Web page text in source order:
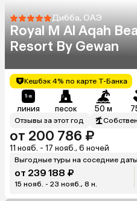
Дибба, ОАЭ
Royal M Al Aqah
Resort By Gewan
Кешбэк 4% по карте Т-Банка
линия песок 50 м
Отзывы за этот год
от 200 786 ₽
11 нояб. - 17 нояб., 6 ночей
Выгодные туры на соседние даты
от 239 188 ₽
15 нояб. - 23 нояб., 8 н.